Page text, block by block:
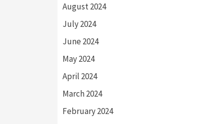
August 2024
July 2024
June 2024
May 2024
April 2024
March 2024
February 2024